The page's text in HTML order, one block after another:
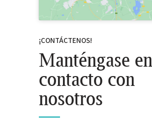
¡CONTÁCTENOS!
Manténgase en
contacto con
nosotros